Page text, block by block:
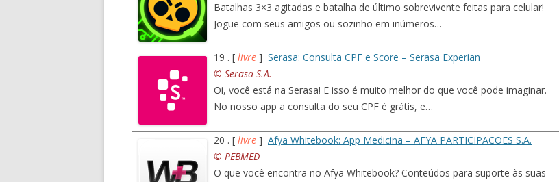
Batalhas 3×3 agitadas e batalha de último sobrevivente feitas para celular!
Jogue com seus amigos ou sozinho em inúmeros…
19 . [ livre ] Serasa: Consulta CPF e Score – Serasa Experian
© Serasa S.A.
Oi, você está na Serasa! E isso é muito melhor do que você pode imaginar.
No nosso app a consulta do seu CPF é grátis, e…
20 . [ livre ] Afya Whitebook: App Medicina – AFYA PARTICIPACOES S.A.
© PEBMED
O que você encontra no Afya Whitebook? Conteúdos para suporte às suas